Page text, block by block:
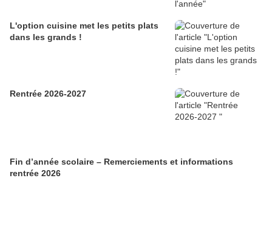
L'option cuisine met les petits plats
dans les grands !
Rentrée 2026-2027
Fin d’année scolaire – Remerciements et informations
rentrée 2026